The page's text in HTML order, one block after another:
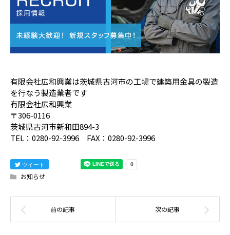
有限会社広和興業は茨城県古河市の工場で建築用金具の製造
を行なう製造業者です
有限会社広和興業
〒306-0116
茨城県古河市新和田894-3
TEL：0280-92-3996 FAX：0280-92-3996
ツイート
お知らせ